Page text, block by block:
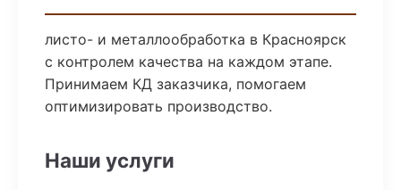
листо- и металлообработка в Красноярск
с контролем качества на каждом этапе.
Принимаем КД заказчика, помогаем
оптимизировать производство.
Наши услуги